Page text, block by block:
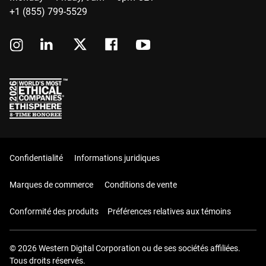
+1 (855) 799-5529
Confidentialité Informations juridiques
Marques de commerce Conditions de vente
Conformité des produits Préférences relatives aux témoins
© 2026 Western Digital Corporation ou de ses sociétés affiliées.
Tous droits réservés.